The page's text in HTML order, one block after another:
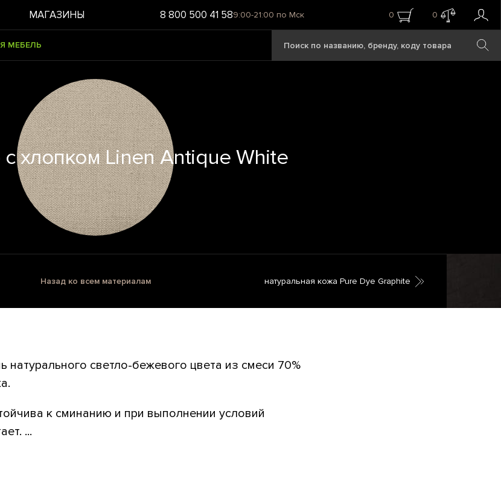
МАГАЗИНЫ 8 800 500 41 589:00-21:00 по Мск 0 0
МЕБЕЛЬ
с хлопком Linen Antique White
Назад ко всем материалам натуральная кожа Pure Dye Graphite
натурального светло-бежевого цвета из смеси 70%
к сминанию и при выполнении условий
...